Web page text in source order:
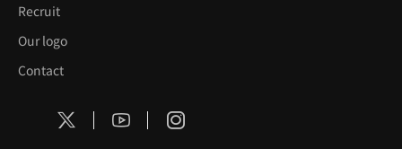
Recruit
Our logo
Contact